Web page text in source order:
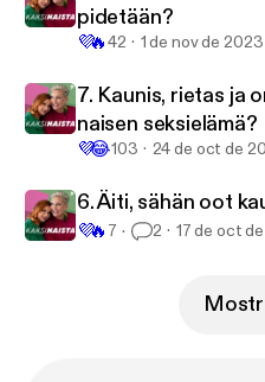
pidetään?
💜🔥42 1 de nov de 2023
7. Kaunis, rietas ja
naisen seksielämä?
💜😂103 24 de oct de
6. Äiti, sähän oot
💜🔥 7 2 17 de oct